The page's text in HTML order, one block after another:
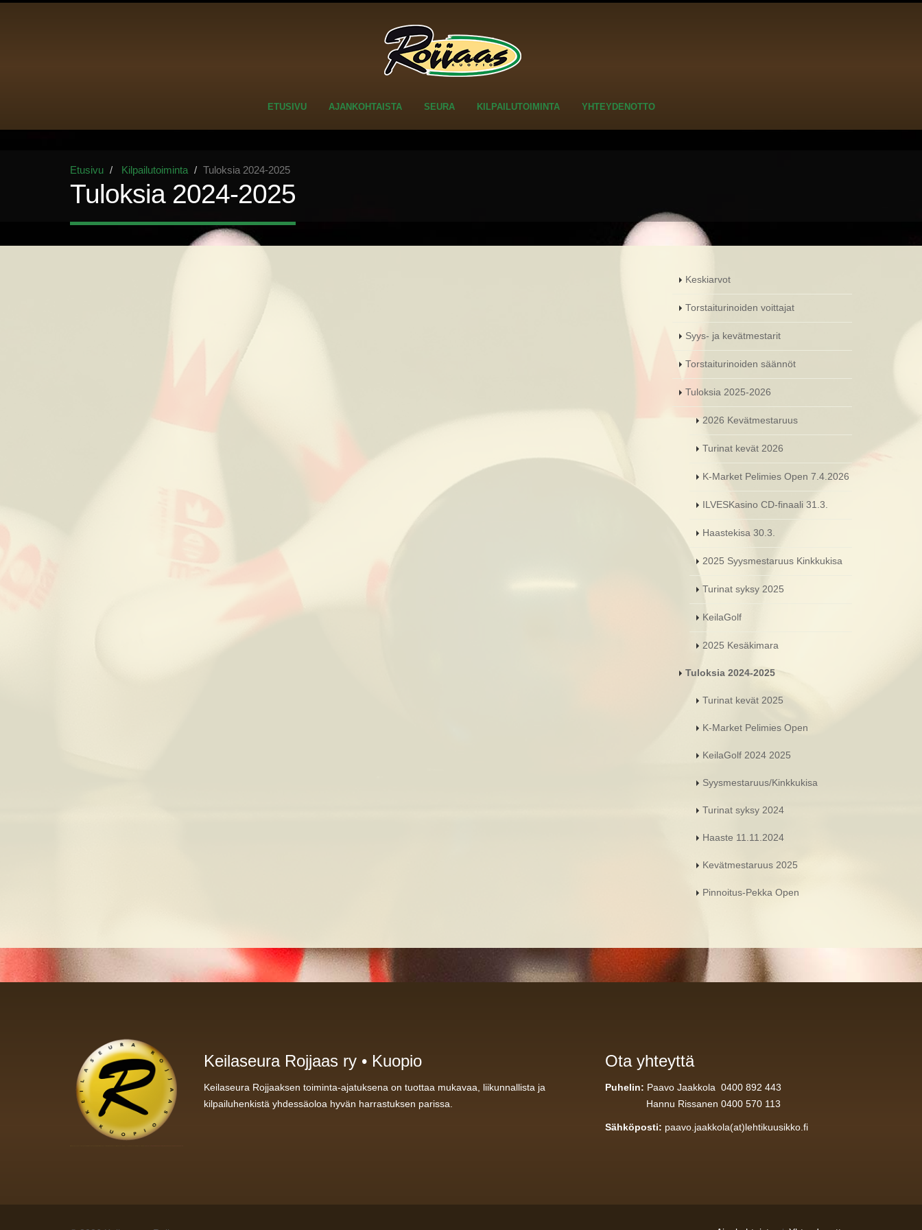
ETUSIVU AJANKOHTAISTA SEURA KILPAILUTOIMINTA YHTEYDENOTTO
Etusivu Kilpailutoiminta Tuloksia 2024-2025
Tuloksia 2024-2025
Keskiarvot
Torstaiturinoiden voittajat
Syys- ja kevätmestarit
Torstaiturinoiden säännöt
Tuloksia 2025-2026
2026 Kevätmestaruus
Turinat kevät 2026
K-Market Pelimies Open 7.4.2026
ILVESKasino CD-finaali 31.3.
Haastekisa 30.3.
2025 Syysmestaruus Kinkkukisa
Turinat syksy 2025
KeilaGolf
2025 Kesäkimara
Tuloksia 2024-2025
Turinat kevät 2025
K-Market Pelimies Open
KeilaGolf 2024 2025
Syysmestaruus/Kinkkukisa
Turinat syksy 2024
Haaste 11.11.2024
Kevätmestaruus 2025
Pinnoitus-Pekka Open
Keilaseura Rojjaas ry • Kuopio
Keilaseura Rojjaaksen toiminta-ajatuksena on tuottaa mukavaa, liikunnallista ja
kilpailuhenkistä yhdessäoloa hyvän harrastuksen parissa.
Ota yhteyttä
Puhelin: Paavo Jaakkola 0400 892 443
Hannu Rissanen 0400 570 113
Sähköposti: paavo.jaakkola(at)lehtikuusikko.fi